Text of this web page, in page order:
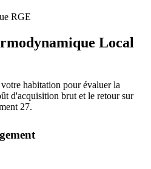
RGE
Local
habitation pour évaluer la
d'acquisition brut et le retour sur
27.